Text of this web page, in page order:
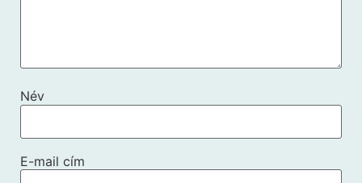
Név
E-mail cím